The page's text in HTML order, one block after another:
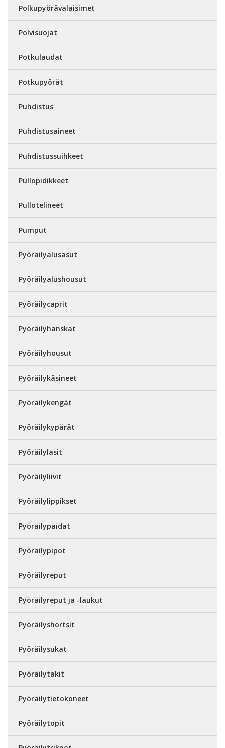
Polkupyörävalaisimet
Polvisuojat
Potkulaudat
Potkupyörät
Puhdistus
Puhdistusaineet
Puhdistussuihkeet
Pullopidikkeet
Pullotelineet
Pumput
Pyöräilyalusasut
Pyöräilyalushousut
Pyöräilycaprit
Pyöräilyhanskat
Pyöräilyhousut
Pyöräilykäsineet
Pyöräilykengät
Pyöräilykypärät
Pyöräilylasit
Pyöräilyliivit
Pyöräilylippikset
Pyöräilypaidat
Pyöräilypipot
Pyöräilyreput
Pyöräilyreput ja -laukut
Pyöräilyshortsit
Pyöräilysukat
Pyöräilytakit
Pyöräilytietokoneet
Pyöräilytopit